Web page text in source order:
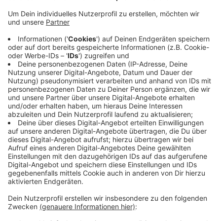
Anzeige
Ein Freund der Familie soll dies bestätigt und von einer
Art Rückfall gesprochen haben. 2013 war Nikuta
wegen eines Gerinsels im Kopf notoperiert worden.
Seit einer Reha lebt sie in einer Seniorenresidenz.
Ob sie dorthin zurückkehren kann, scheint fraglich. Sie
werde eher in ein Pflegeheim in Köln kommen, heißt es
weiter. Nikuta hatte jahrelang traditionell die Radio
Köln-Weiberfastnachtsbühne am Severinskirchplatz
eröffnet.
Anzeige